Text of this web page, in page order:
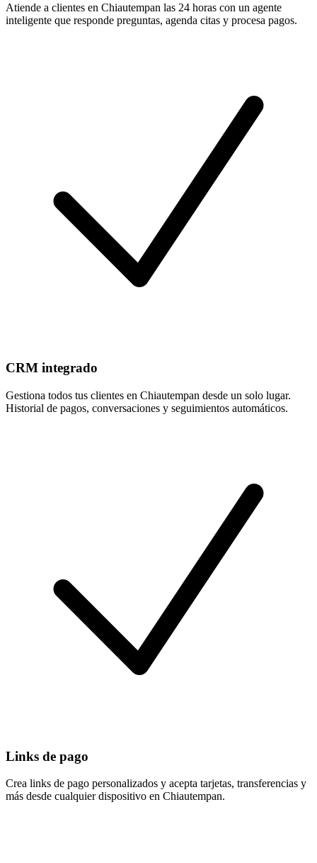
Atiende a clientes en Chiautempan las 24 horas con un agente
inteligente que responde preguntas, agenda citas y procesa pagos.
CRM integrado
Gestiona todos tus clientes en Chiautempan desde un solo lugar.
Historial de pagos, conversaciones y seguimientos automáticos.
Links de pago
Crea links de pago personalizados y acepta tarjetas, transferencias y
más desde cualquier dispositivo en Chiautempan.